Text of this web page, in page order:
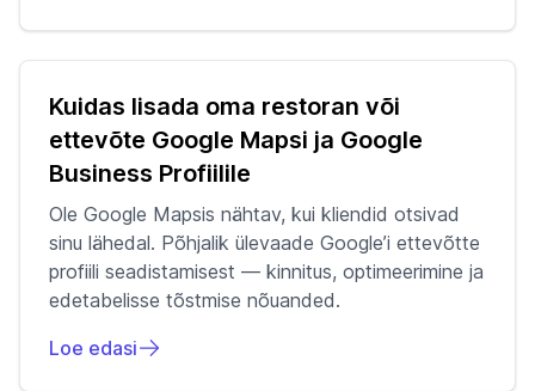
Kuidas lisada oma restoran või
ettevõte Google Mapsi ja Google
Business Profiilile
Ole Google Mapsis nähtav, kui kliendid otsivad
sinu lähedal. Põhjalik ülevaade Google’i ettevõtte
profiili seadistamisest — kinnitus, optimeerimine ja
edetabelisse tõstmise nõuanded.
Loe edasi